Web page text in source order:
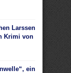
Larssen
Krimi von
ein